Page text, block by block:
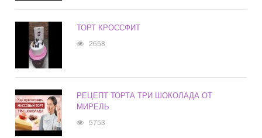
ТОРТ КРОССФИТ
2658
РЕЦЕПТ ТОРТА ТРИ ШОКОЛАДА ОТ
МИРЕЛЬ
5753